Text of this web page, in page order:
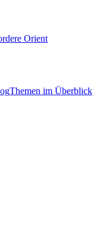
Orient
Themen im Überblick